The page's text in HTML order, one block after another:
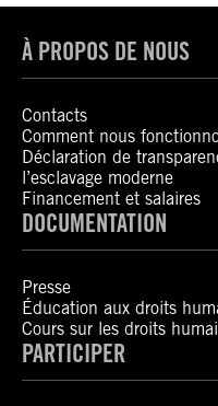
À PROPOS DE NOUS
Contacts
Comment nous
Déclaration de
l’esclavage moderne
Financement et salaires
DOCUMENTATION
Presse
Éducation aux droits
Cours sur les droits
PARTICIPER